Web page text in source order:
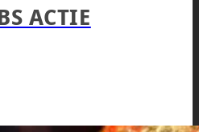
ACTIE